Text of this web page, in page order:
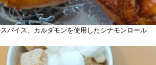
パイス、カルダモンを使用したシナモンロール